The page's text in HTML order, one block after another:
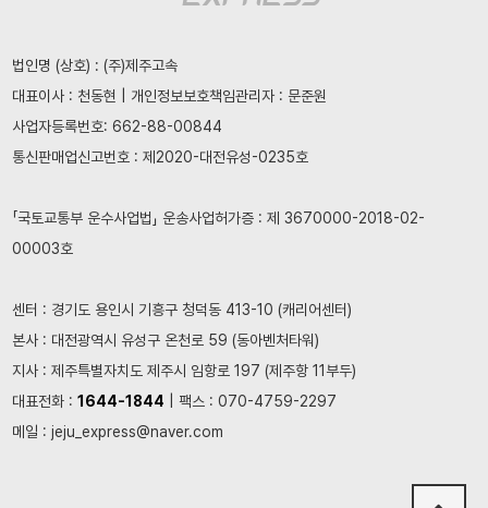
법인명 (상호) : (주)제주고속
대표이사 : 천동현 | 개인정보보호책임관리자 : 문준원
사업자등록번호: 662-88-00844
통신판매업신고번호 : 제2020-대전유성-0235호
「국토교통부 운수사업법」 운송사업허가증 : 제 3670000-2018-02-
00003호
센터 : 경기도 용인시 기흥구 청덕동 413-10 (캐리어센터)
본사 : 대전광역시 유성구 온천로 59 (동아벤처타워)
지사 : 제주특별자치도 제주시 임항로 197 (제주항 11부두)
대표전화 :1644-1844 | 팩스 : 070-4759-2297
메일 : jeju_express@naver.com